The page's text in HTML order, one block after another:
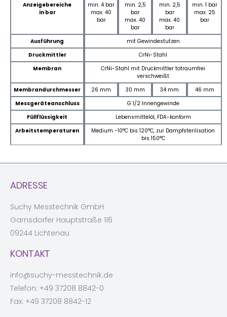
Anzeigebereiche
in bar
min. 4 bar
max. 40
bar
min. 2,5
bar
max. 40
bar
min. 2,5
bar
max. 40
bar
min. 1 bar
max. 25
bar
Ausführung
mit Gewindestutzen
Druckmittler
CrNi-Stahl
Membran
CrNi-Stahl mit Druckmittler totraumfrei
verschweißt
Membrandurchmesser
26 mm 30 mm 34 mm
46 mm
Messgeräteanschluss
G 1/2 Innengewinde
Füllflüssigkeit
Lebensmittelöl, FDA-konform
Arbeitstemperaturen
Medium -10°C bis 120°C, zur Dampfsterilisation
bis 150°C
ADRESSE
Suchy Messtechnik GmbH
Garnsdorfer Hauptstraße 116
09244 Lichtenau
KONTAKT
info@suchy-messtechnik.de
Telefon: +49 37208 8842-0
Fax: +49 37208 8842-12